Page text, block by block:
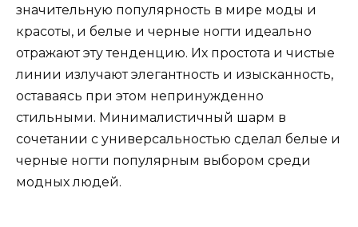
значительную популярность в мире моды и
красоты, и белые и черные ногти идеально
отражают эту тенденцию. Их простота и чистые
линии излучают элегантность и изысканность,
оставаясь при этом непринужденно
стильными. Минималистичный шарм в
сочетании с универсальностью сделал белые и
черные ногти популярным выбором среди
модных людей.